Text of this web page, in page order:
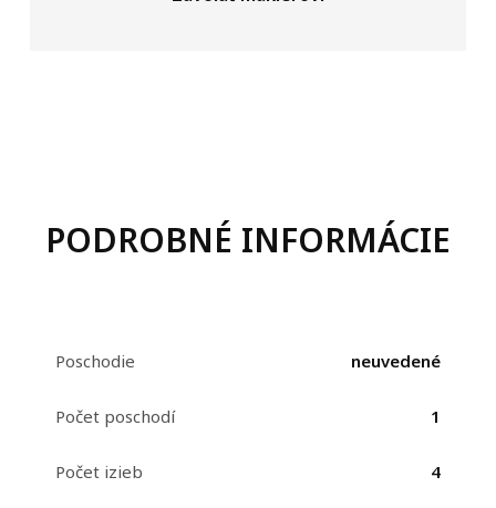
PODROBNÉ INFORMÁCIE
Poschodie neuvedené
Počet poschodí 1
Počet izieb 4